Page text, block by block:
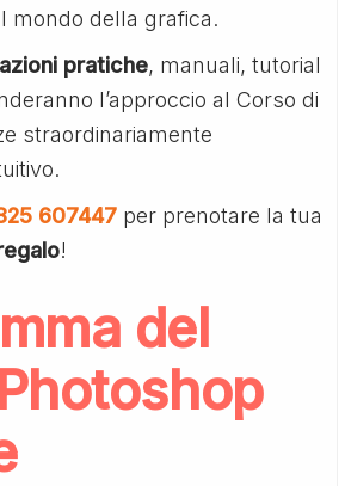
mondo della grafica.
pratiche, manuali, tutorial
l’approccio al Corso di
straordinariamente
607447 per prenotare la tua
!
del